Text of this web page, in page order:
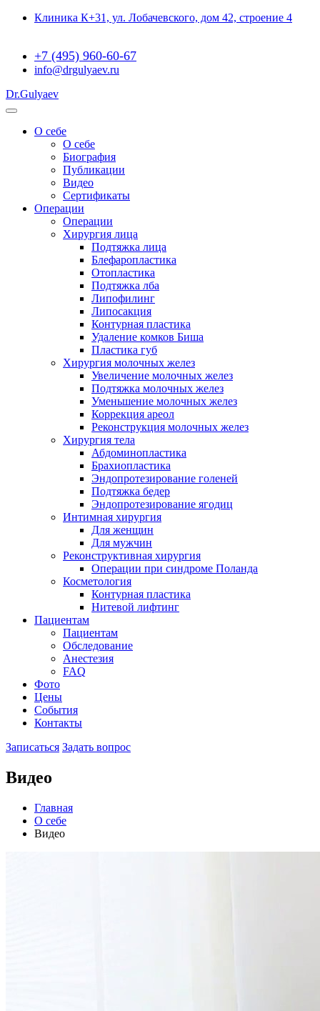
Клиника К+31, ул. Лобачевского, дом 42, строение 4
+7 (495) 960-60-67
info@drgulyaev.ru
Dr.Gulyaev
О себе
О себе
Биография
Публикации
Видео
Сертификаты
Операции
Операции
Хирургия лица
Подтяжка лица
Блефаропластика
Отопластика
Подтяжка лба
Липофилинг
Липосакция
Контурная пластика
Удаление комков Биша
Пластика губ
Хирургия молочных желез
Увеличение молочных желез
Подтяжка молочных желез
Уменьшение молочных желез
Коррекция ареол
Реконструкция молочных желез
Хирургия тела
Абдоминопластика
Брахиопластика
Эндопротезирование голеней
Подтяжка бедер
Эндопротезирование ягодиц
Интимная хирургия
Для женщин
Для мужчин
Реконструктивная хирургия
Операции при синдроме Поланда
Косметология
Контурная пластика
Нитевой лифтинг
Пациентам
Пациентам
Обследование
Анестезия
FAQ
Фото
Цены
События
Контакты
Записаться Задать вопрос
Видео
Главная
О себе
Видео